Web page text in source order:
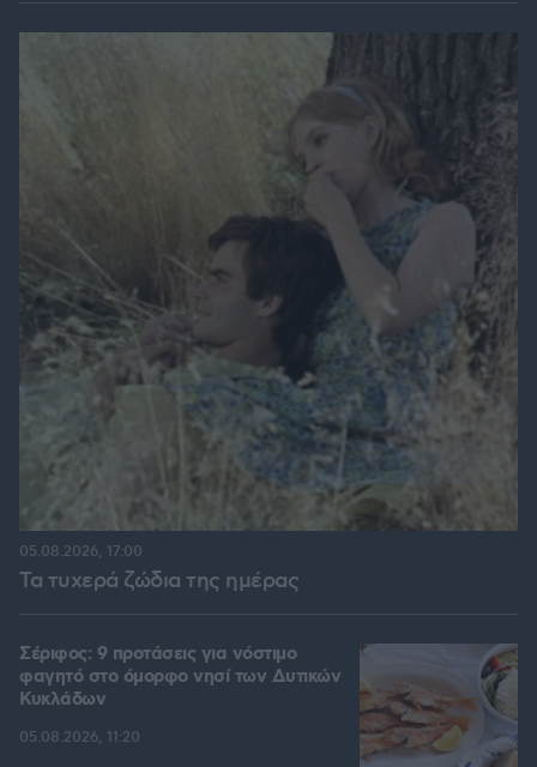
Τα τυχερά ζώδια της ημέρας
05.08.2026, 17:00
Σέριφος: 9 προτάσεις για νόστιμο
φαγητό στο όμορφο νησί των Δυτικών
Κυκλάδων
05.08.2026, 11:20